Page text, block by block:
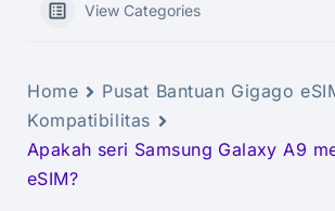
View Categories
Home
Pusat Bantuan Gigago
Kompatibilitas
Apakah seri Samsung Galaxy A9
eSIM?